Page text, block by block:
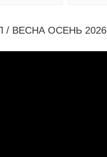
/ ВЕСНА ОСЕНЬ 2026